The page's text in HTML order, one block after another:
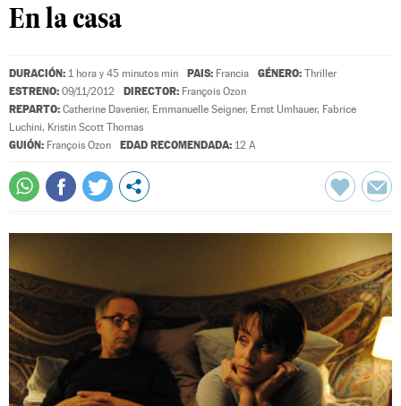
En la casa
DURACIÓN: 1 hora y 45 minutos min PAIS: Francia GÉNERO: Thriller
ESTRENO: 09/11/2012 DIRECTOR: François Ozon
REPARTO: Catherine Davenier, Emmanuelle Seigner, Ernst Umhauer, Fabrice
Luchini, Kristin Scott Thomas
GUIÓN: François Ozon EDAD RECOMENDADA: 12 A